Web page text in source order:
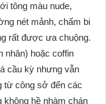
tông màu nude,
nét mảnh, chấm bi
rất được ưa chuộng.
nhân) hoặc coffin
cầu kỳ nhưng vẫn
từ công sở đến các
không hề nhàm chán